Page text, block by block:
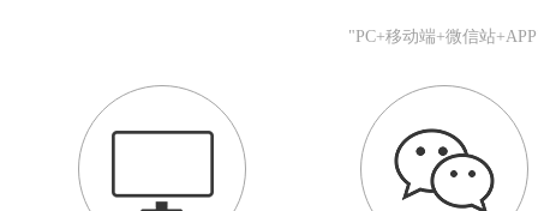
"PC+移动端+微信站